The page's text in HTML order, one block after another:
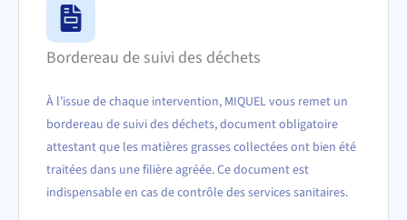
Bordereau de suivi des déchets
À l’issue de chaque intervention, MIQUEL vous remet un
bordereau de suivi des déchets, document obligatoire
attestant que les matières grasses collectées ont bien été
traitées dans une filière agréée. Ce document est
indispensable en cas de contrôle des services sanitaires.